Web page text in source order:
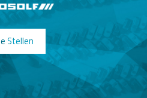
Stellen